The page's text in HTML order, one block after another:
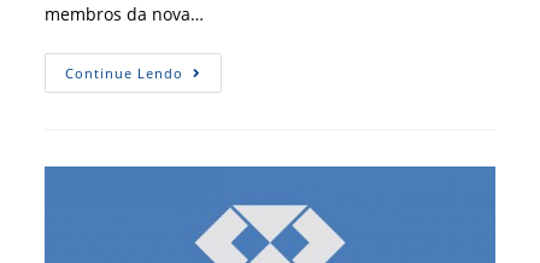
membros da nova…
Continue Lendo CRA-
SP
Da
ADM
PRO